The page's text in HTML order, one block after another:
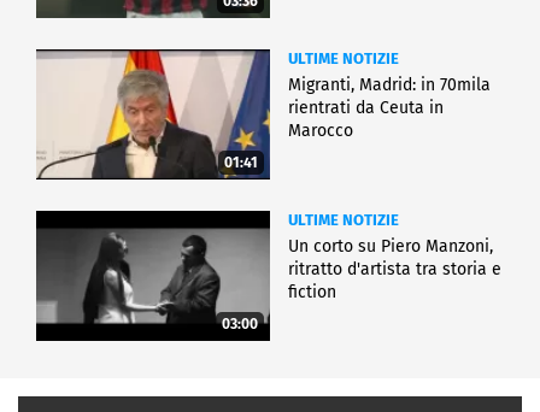
01:41
ULTIME NOTIZIE
Migranti, Madrid: in 70mila
rientrati da Ceuta in
Marocco
03:00
ULTIME NOTIZIE
Un corto su Piero Manzoni,
ritratto d'artista tra storia e
fiction